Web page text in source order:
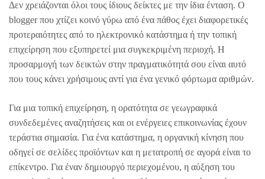
Δεν χρειάζονται όλοι τους ίδιους δείκτες με την ίδια ένταση. Ο
blogger που χτίζει κοινό γύρω από ένα πάθος έχει διαφορετικές
προτεραιότητες από το ηλεκτρονικό κατάστημα ή την τοπική
επιχείρηση που εξυπηρετεί μια συγκεκριμένη περιοχή. Η
προσαρμογή των δεικτών στην πραγματικότητά σου είναι αυτό
που τους κάνει χρήσιμους αντί για ένα γενικό φόρτωμα αριθμών.
Για μια τοπική επιχείρηση, η ορατότητα σε γεωγραφικά
συνδεδεμένες αναζητήσεις και οι ενέργειες επικοινωνίας έχουν
τεράστια σημασία. Για ένα κατάστημα, η οργανική κίνηση που
οδηγεί σε σελίδες προϊόντων και η μετατροπή σε αγορά είναι το
επίκεντρο. Για έναν δημιουργό περιεχομένου, η αύξηση του